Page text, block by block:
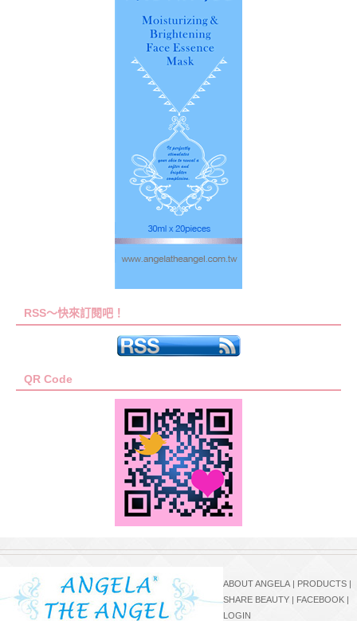
RSS～快來訂閱吧！
QR Code
ABOUT ANGELA | PRODUCTS |
SHARE BEAUTY | FACEBOOK |
LOGIN